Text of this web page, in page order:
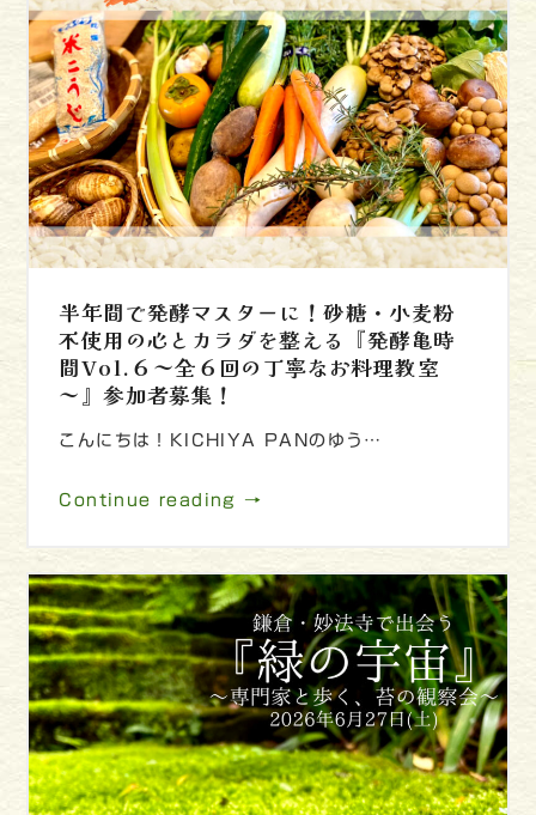
半年間で発酵マスターに！砂糖・小麦粉
不使用の心とカラダを整える『発酵亀時
間Vol.６～全６回の丁寧なお料理教室
～』参加者募集！
こんにちは！KICHIYA PANのゆう…
Continue reading →